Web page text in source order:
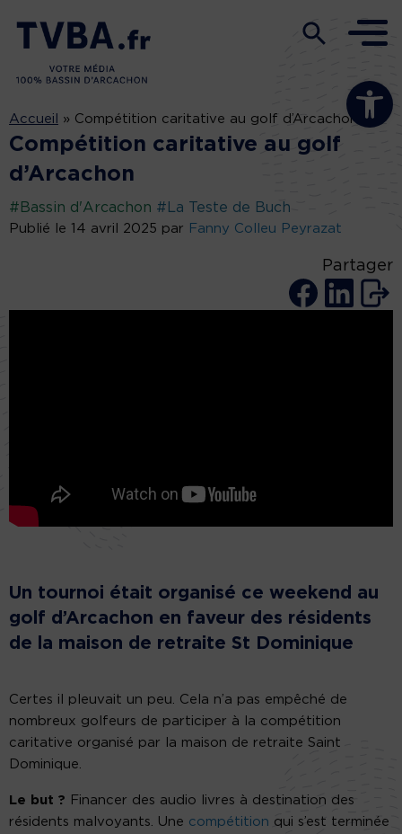
Ouvrir la
Accueil » Compétition caritative au golf d’Arcachon
Compétition caritative au golf
d’Arcachon
#Bassin d'Arcachon #La Teste de Buch
Publié le 14 avril 2025 par Fanny Colleu Peyrazat
Partager
Un tournoi était organisé ce weekend au
golf d’Arcachon en faveur des résidents
de la maison de retraite St Dominique
Certes il pleuvait un peu. Cela n’a pas empêché de
nombreux golfeurs de participer à la compétition
caritative organisé par la maison de retraite Saint
Dominique.
Le but ? Financer des audio livres à destination des
résidents malvoyants. Une compétition qui s’est terminée